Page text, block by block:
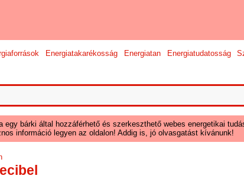
Energiatakarékosság Energiatan Energiatudatosság
egy bárki által hozzáférhető és szerkeszthető webes energetikai
információ legyen az oldalon! Addig is, jó olvasgatást kívánunk!